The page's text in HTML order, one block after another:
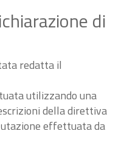
di
redatta il
utilizzando una
della direttiva
effettuata da